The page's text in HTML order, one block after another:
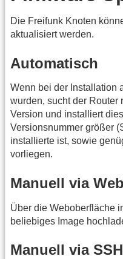
Die Freifunk Knoten
aktualisiert werden.
Automatisch
Wenn bei der Installation
wurden, sucht der Router
Version und installiert
Versionsnummer größer
installierte ist, sowie
vorliegen.
Manuell via
Über die Weboberfläche
beliebiges Image
Manuell via SSH